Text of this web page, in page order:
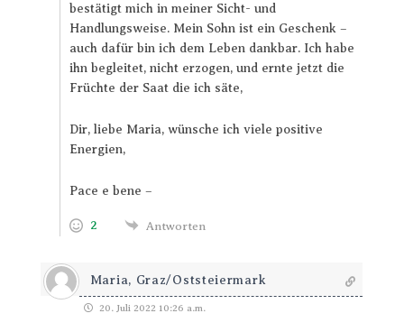
bestätigt mich in meiner Sicht- und
Handlungsweise. Mein Sohn ist ein Geschenk –
auch dafür bin ich dem Leben dankbar. Ich habe
ihn begleitet, nicht erzogen, und ernte jetzt die
Früchte der Saat die ich säte,
Dir, liebe Maria, wünsche ich viele positive
Energien,
Pace e bene –
2 Antworten
Maria, Graz/Oststeiermark
20. Juli 2022 10:26 a.m.